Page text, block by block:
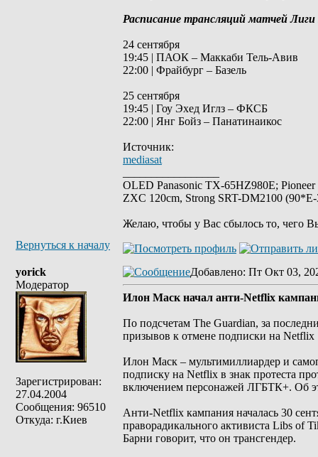
Расписание трансляций матчей
24 сентября
19:45 | ПАОК – Маккаби Тель-Авив
22:00 | Фрайбург – Базель
25 сентября
19:45 | Гоу Эхед Иглз – ФКСБ
22:00 | Янг Бойз – Панатинаикос
Источник:
mediasat
OLED Panasonic TX-65HZ980E;
ZXC 120cm, Strong SRT-DM2100
Желаю, чтобы у Вас сбылось то, чего
Вернуться к началу
yorick
Модератор
Зарегистрирован:
27.04.2004
Сообщения: 96510
Откуда: г.Киев
Добавлено: Пт Окт 03,
Илон Маск начал анти-Netflix
По подсчетам The Guardian, за
призывов к отмене подписки на Netflix
Илон Маск – мультимиллиардер и
подписку на Netflix в знак протеста
включением персонажей ЛГБТК+. Об
Анти-Netflix кампания началась 30
праворадикального активиста Libs of
Барни говорит, что он трансгендер.